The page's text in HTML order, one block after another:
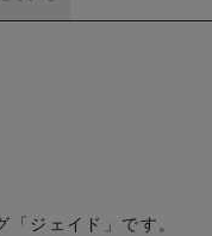
ジェイド」です。